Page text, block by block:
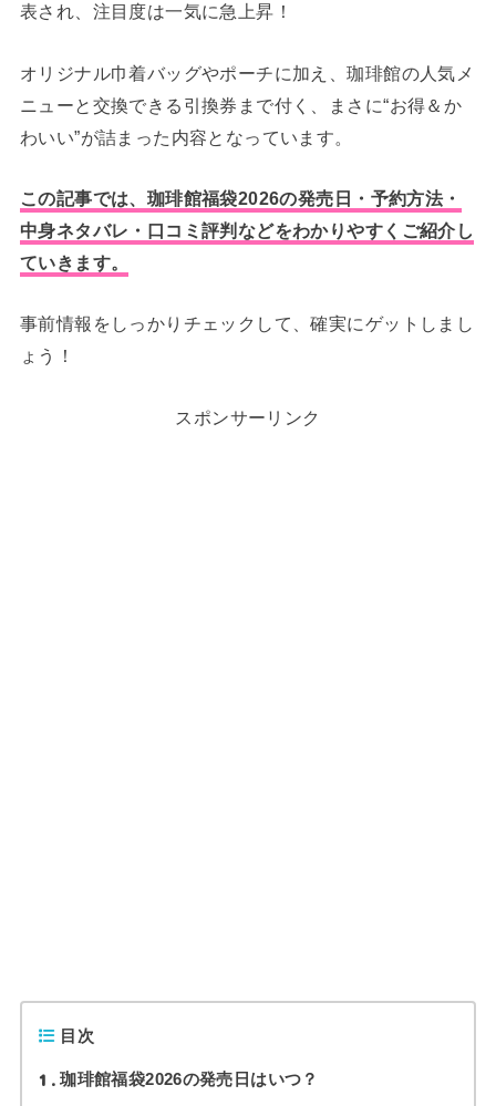
表され、注目度は一気に急上昇！
オリジナル巾着バッグやポーチに加え、珈琲館の人気メ
ニューと交換できる引換券まで付く、まさに“お得＆か
わいい”が詰まった内容となっています。
この記事では、珈琲館福袋2026の発売日・予約方法・
中身ネタバレ・口コミ評判などをわかりやすくご紹介し
ていきます。
事前情報をしっかりチェックして、確実にゲットしまし
ょう！
スポンサーリンク
目次
1 珈琲館福袋2026の発売日はいつ？